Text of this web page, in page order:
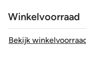
Winkelvoorraad
Bekijk